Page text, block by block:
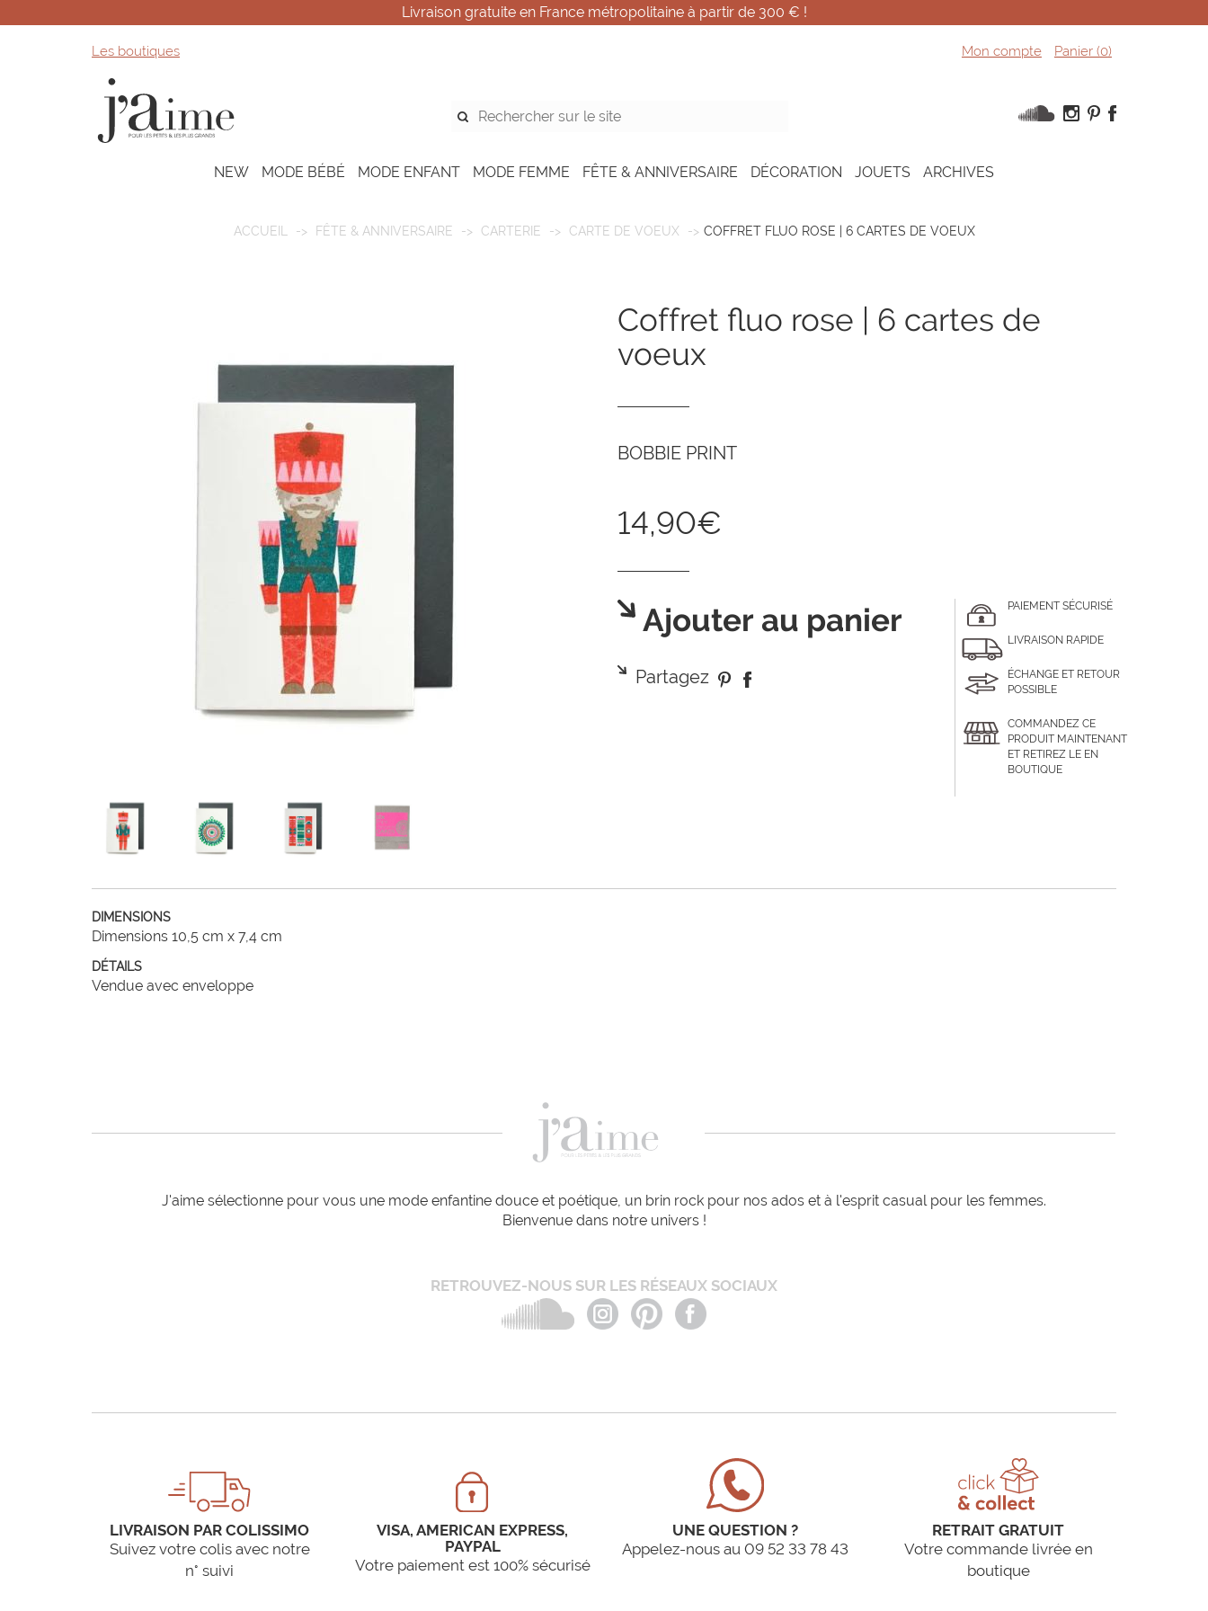
Livraison gratuite en France métropolitaine à partir de 300 € !
Les boutiques Mon compte Panier (0)
NEW MODE BÉBÉ MODE ENFANT MODE FEMME FÊTE & ANNIVERSAIRE DÉCORATION JOUETS ARCHIVES
ACCUEIL FÊTE & ANNIVERSAIRE CARTERIE CARTE DE VOEUX COFFRET FLUO ROSE | 6 CARTES DE VOEUX
coffret fluo rose | 6 cartes de
voeux
BOBBIE PRINT
14,90€
Ajouter au panier
Partagez
PAIEMENT SÉCURISÉ
LIVRAISON RAPIDE
ÉCHANGE ET RETOUR
POSSIBLE
COMMANDEZ CE
PRODUIT MAINTENANT
ET RETIREZ LE EN
BOUTIQUE
DIMENSIONS
Dimensions 10,5 cm x 7,4 cm
DÉTAILS
Vendue avec enveloppe
J'aime sélectionne pour vous une mode enfantine douce et poétique, un brin rock pour nos ados et à l'esprit casual pour les femmes.
Bienvenue dans notre univers !
RETROUVEZ-NOUS SUR LES RÉSEAUX SOCIAUX
LIVRAISON PAR COLISSIMO
Suivez votre colis avec notre
n° suivi
VISA, AMERICAN EXPRESS,
PAYPAL
Votre paiement est 100% sécurisé
UNE QUESTION ?
Appelez-nous au 09 52 33 78 43
RETRAIT GRATUIT
Votre commande livrée en
boutique